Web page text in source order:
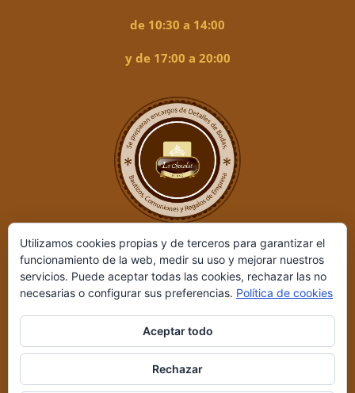
de 10:30 a 14:00
y de 17:00 a 20:00
Aviso legal y Política de privacidad
Utilizamos cookies propias y de terceros para garantizar el
funcionamiento de la web, medir su uso y mejorar nuestros
servicios. Puede aceptar todas las cookies, rechazar las no
necesarias o configurar sus preferencias. Política de cookies
Aceptar todo
Rechazar